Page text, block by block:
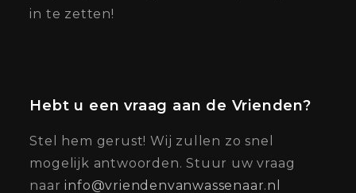
in te zetten!
Hebt u een vraag aan de Vrienden?
Stel hem gerust! Wij zullen zo snel
mogelijk antwoorden. Stuur uw vraag
naarinfo@vriendenvanwassenaar.nl